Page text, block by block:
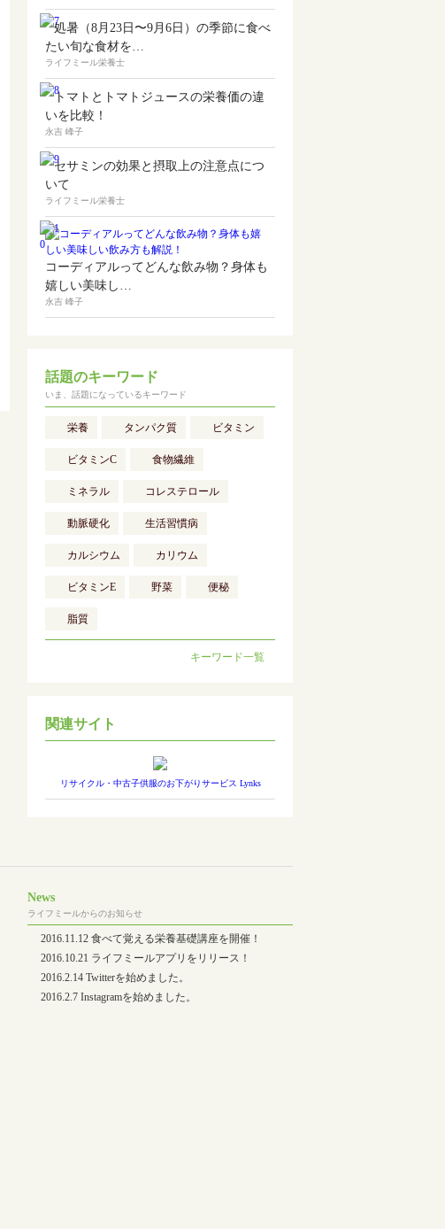
処暑（8月23日〜9月6日）の季節に食べ
たい旬な食材を…
ライフミール栄養士
トマトとトマトジュースの栄養価の違
いを比較！
永吉 峰子
セサミンの効果と摂取上の注意点につ
いて
ライフミール栄養士
コーディアルってどんな飲み物？身体も
嬉しい美味し…
永吉 峰子
話題のキーワード
いま、話題になっているキーワード
栄養 タンパク質 ビタミン
ビタミンC 食物繊維
ミネラル コレステロール
動脈硬化 生活習慣病
カルシウム カリウム
ビタミンE 野菜 便秘
脂質
キーワード一覧
関連サイト
リサイクル・中古子供服のお下がりサービス Lynks
News
ライフミールからのお知らせ
2016.11.12 食べて覚える栄養基礎講座を開催！
2016.10.21 ライフミールアプリをリリース！
2016.2.14 Twitterを始めました。
2016.2.7 Instagramを始めました。